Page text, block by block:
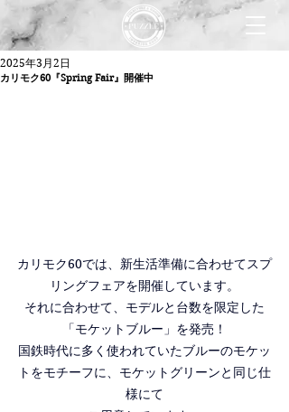
カリモク60『Spring Fair』開催中
2025年3月2日
カリモク60では、新生活準備に合わせてスプ
リングフェアを開催しています。
それに合わせて、モデルと台数を限定した
「モケットブルー」を発売！
国鉄時代に多く使われていたブルーのモケッ
トをモチーフに、モケットグリーンと同じ仕
様にて